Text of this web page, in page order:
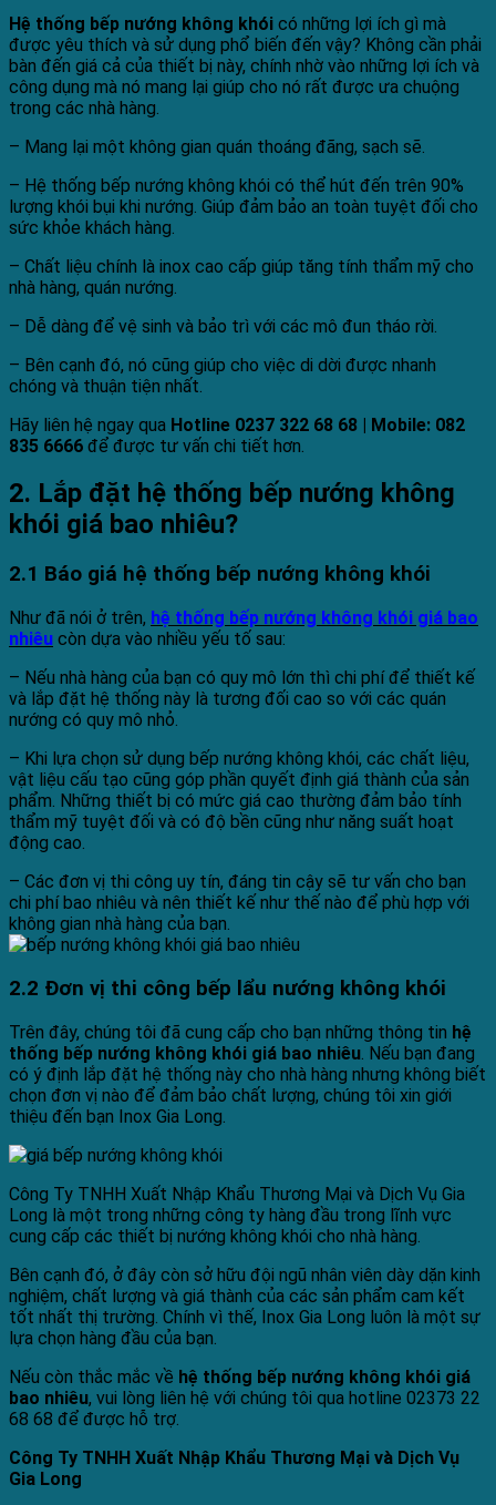
Hệ thống bếp nướng không khói có những lợi ích gì mà
được yêu thích và sử dụng phổ biến đến vậy? Không cần phải
bàn đến giá cả của thiết bị này, chính nhờ vào những lợi ích và
công dụng mà nó mang lại giúp cho nó rất được ưa chuộng
trong các nhà hàng.
– Mang lại một không gian quán thoáng đãng, sạch sẽ.
– Hệ thống bếp nướng không khói có thể hút đến trên 90%
lượng khói bụi khi nướng. Giúp đảm bảo an toàn tuyệt đối cho
sức khỏe khách hàng.
– Chất liệu chính là inox cao cấp giúp tăng tính thẩm mỹ cho
nhà hàng, quán nướng.
– Dễ dàng để vệ sinh và bảo trì với các mô đun tháo rời.
– Bên cạnh đó, nó cũng giúp cho việc di dời được nhanh
chóng và thuận tiện nhất.
Hãy liên hệ ngay qua Hotline 0237 322 68 68 | Mobile: 082
835 6666 để được tư vấn chi tiết hơn.
2. Lắp đặt hệ thống bếp nướng không
khói giá bao nhiêu?
2.1 Báo giá hệ thống bếp nướng không khói
Như đã nói ở trên, hệ thống bếp nướng không khói giá bao
nhiêu còn dựa vào nhiều yếu tố sau:
– Nếu nhà hàng của bạn có quy mô lớn thì chi phí để thiết kế
và lắp đặt hệ thống này là tương đối cao so với các quán
nướng có quy mô nhỏ.
– Khi lựa chọn sử dụng bếp nướng không khói, các chất liệu,
vật liệu cấu tạo cũng góp phần quyết định giá thành của sản
phẩm. Những thiết bị có mức giá cao thường đảm bảo tính
thẩm mỹ tuyệt đối và có độ bền cũng như năng suất hoạt
động cao.
– Các đơn vị thi công uy tín, đáng tin cậy sẽ tư vấn cho bạn
chi phí bao nhiêu và nên thiết kế như thế nào để phù hợp với
không gian nhà hàng của bạn.
2.2 Đơn vị thi công bếp lẩu nướng không khói
Trên đây, chúng tôi đã cung cấp cho bạn những thông tin hệ
thống bếp nướng không khói giá bao nhiêu . Nếu bạn đang
có ý định lắp đặt hệ thống này cho nhà hàng nhưng không biết
chọn đơn vị nào để đảm bảo chất lượng, chúng tôi xin giới
thiệu đến bạn Inox Gia Long.
Công Ty TNHH Xuất Nhập Khẩu Thương Mại và Dịch Vụ Gia
Long là một trong những công ty hàng đầu trong lĩnh vực
cung cấp các thiết bị nướng không khói cho nhà hàng.
Bên cạnh đó, ở đây còn sở hữu đội ngũ nhân viên dày dặn kinh
nghiệm, chất lượng và giá thành của các sản phẩm cam kết
tốt nhất thị trường. Chính vì thế, Inox Gia Long luôn là một sự
lựa chọn hàng đầu của bạn.
Nếu còn thắc mắc về hệ thống bếp nướng không khói giá
bao nhiêu, vui lòng liên hệ với chúng tôi qua hotline 02373 22
68 68 để được hỗ trợ.
Công Ty TNHH Xuất Nhập Khẩu Thương Mại và Dịch Vụ
Gia Long